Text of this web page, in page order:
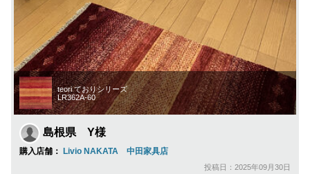
teori ておりシリーズ
LR362A-60
島根県 Y様
購入店舗： Livio NAKATA 中田家具店
投稿日：2025年09月30日